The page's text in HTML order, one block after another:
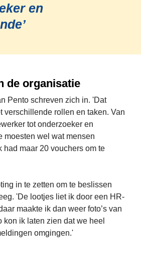
en
de organisatie
Pento schreven zich in. 'Dat
verschillende rollen en taken. Van
tot onderzoeker en
moesten wel wat mensen
had maar 20 vouchers om te
in te zetten om te beslissen
'De lootjes liet ik door een HR-
maakte ik dan weer foto’s van
kon ik laten zien dat we heel
omgingen.'